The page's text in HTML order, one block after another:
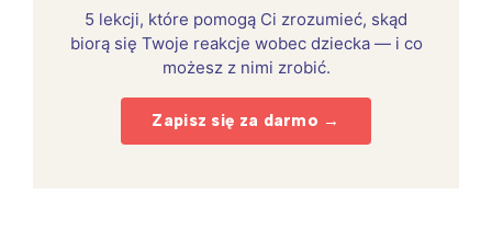
5 lekcji, które pomogą Ci zrozumieć, skąd
biorą się Twoje reakcje wobec dziecka — i co
możesz z nimi zrobić.
Zapisz się za darmo →